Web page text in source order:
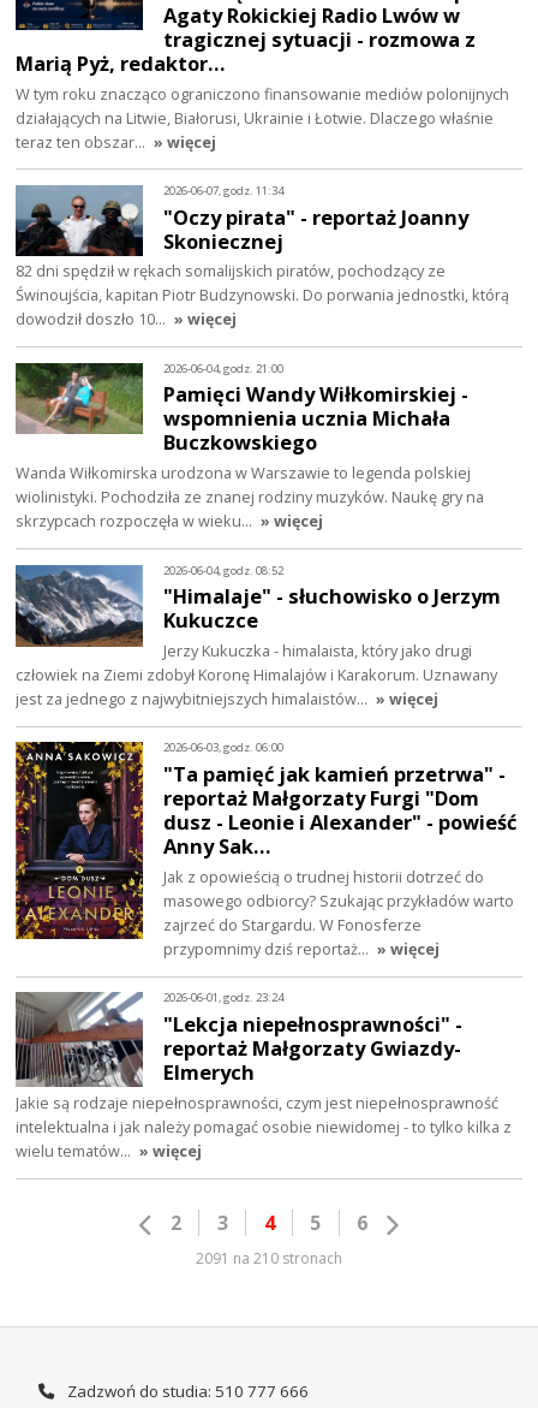
Agaty Rokickiej Radio Lwów w
tragicznej sytuacji - rozmowa z
Marią Pyż, redaktor…
W tym roku znacząco ograniczono finansowanie mediów polonijnych
działających na Litwie, Białorusi, Ukrainie i Łotwie. Dlaczego właśnie
teraz ten obszar… » więcej
2026-06-07, godz. 11:34
"Oczy pirata" - reportaż Joanny
Skoniecznej
82 dni spędził w rękach somalijskich piratów, pochodzący ze
Świnoujścia, kapitan Piotr Budzynowski. Do porwania jednostki, którą
dowodził doszło 10… » więcej
2026-06-04, godz. 21:00
Pamięci Wandy Wiłkomirskiej -
wspomnienia ucznia Michała
Buczkowskiego
Wanda Wiłkomirska urodzona w Warszawie to legenda polskiej
wiolinistyki. Pochodziła ze znanej rodziny muzyków. Naukę gry na
skrzypcach rozpoczęła w wieku… » więcej
2026-06-04, godz. 08:52
"Himalaje" - słuchowisko o Jerzym
Kukuczce
Jerzy Kukuczka - himalaista, który jako drugi
człowiek na Ziemi zdobył Koronę Himalajów i Karakorum. Uznawany
jest za jednego z najwybitniejszych himalaistów… » więcej
2026-06-03, godz. 06:00
"Ta pamięć jak kamień przetrwa" -
reportaż Małgorzaty Furgi "Dom
dusz - Leonie i Alexander" - powieść
Anny Sak…
Jak z opowieścią o trudnej historii dotrzeć do
masowego odbiorcy? Szukając przykładów warto
zajrzeć do Stargardu. W Fonosferze
przypomnimy dziś reportaż… » więcej
2026-06-01, godz. 23:24
"Lekcja niepełnosprawności" -
reportaż Małgorzaty Gwiazdy-
Elmerych
Jakie są rodzaje niepełnosprawności, czym jest niepełnosprawność
intelektualna i jak należy pomagać osobie niewidomej - to tylko kilka z
wielu tematów… » więcej
2 3 4 5 6
2091 na 210 stronach
Zadzwoń do studia: 510 777 666